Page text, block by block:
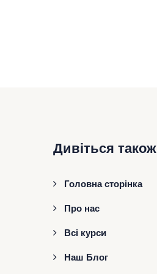
Дивіться також
Головна сторінка
Про нас
Всі курси
Наш Блог